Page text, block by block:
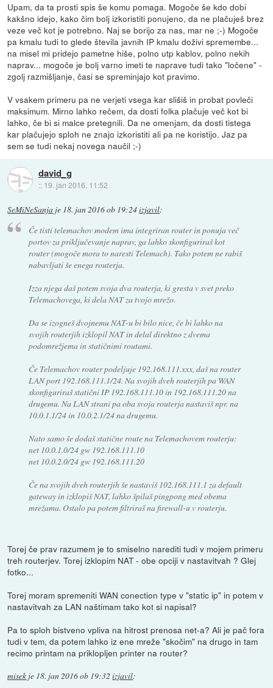
Upam, da ta prosti spis še komu pomaga. Mogoče še kdo dobi
kakšno idejo, kako čim bolj izkoristiti ponujeno, da ne plačuješ brez
veze več kot je potrebno. Naj se borijo za nas, mar ne ;-) Mogoče
pa kmalu tudi to glede števila javnih IP kmalu doživi spremembe...
na misel mi pridejo pametne hiše, polno utp kablov, polno nekih
naprav... mogoče je bolj varno imeti te naprave tudi tako "ločene" -
zgolj razmišljanje, časi se spreminjajo kot pravimo.
V vsakem primeru pa ne verjeti vsega kar slišiš in probat povleči
maksimum. Mirno lahko rečem, da dosti folka plačuje več kot bi
lahko, če bi si malce pretegnili. Da ne omenjam, da dosti tistega
kar plačujejo sploh ne znajo izkoristiti ali pa ne koristijo. Jaz pa
sem se tudi nekaj novega naučil ;-)
david_g
:: 19. jan 2016, 11:52
SeMiNeSanja je 18. jan 2016 ob 19:24izjavil:
Če tisti telemachov modem ima integriran router in ponuja več
portov za priključevanje naprav, ga lahko skonfiguriraš kot
router (mogoče mora to naresti Telemach). Tako potem ne rabiš
nabavljati še enega routerja.
Izza njega daš potem svoja dva routerja, ki gresta v svet preko
Telemachovega, ki dela NAT za tvojo mrežo.
Da se izogneš dvojnemu NAT-u bi bilo nice, če bi lahko na
svojih routerjih izklopil NAT in delal direktno z dvema
podomrežjema in statičnimi routami.
Če Telemachov router podeljuje 192.168.111.xxx, daš na router
LAN port 192.168.111.1/24. Na svojih dveh routerjih pa WAN
skonfiguriraš statični IP 192.168.111.10 in 192.168.111.20 na
drugemu. Na LAN strani pa oba svoja routerja nastaviš npr. na
10.0.1.1/24 in 10.0.2.1/24 na drugemu.
Nato samo še dodaš statične route na Telemachovem routerju:
net 10.0.1.0/24 gw 192.168.111.10
net 10.0.2.0/24 gw 192.168.111.20
Če na svojih dveh routerjih še nastaviš 102.168.111.1 za default
gateway in izklopiš NAT, lahko špilaš pingpong med obema
mrežama. Ostalo pa potem filtriraš na firewall-u v routerju.
Torej če prav razumem je to smiselno narediti tudi v mojem primeru
treh routerjev. Torej izklopim NAT - obe opciji v nastavitvah ? Glej
fotko...
Torej moram spremeniti WAN conection type v "static ip" in potem v
nastavitvah za LAN naštimam tako kot si napisal?
Pa to sploh bistveno vpliva na hitrost prenosa net-a? Ali je pač fora
tudi v tem, da potem lahko iz ene mreže "skočim" na drugo in tam
recimo printam na priklopljen printer na router?
misek je 18. jan 2016 ob 19:32 izjavil: